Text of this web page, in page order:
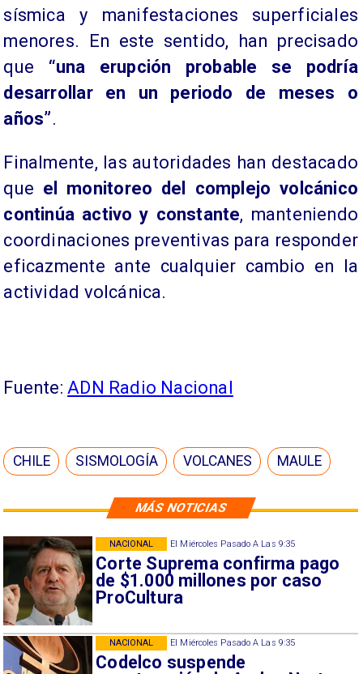
MÁS NOTICIAS
El Miércoles Pasado A Las 9:35
Corte Suprema confirma pago
de $1.000 millones por caso
ProCultura
NACIONAL
El Miércoles Pasado A Las 9:35
Codelco suspende
NACIONAL
sísmica y manifestaciones superficiales
menores. En este sentido, han precisado
que “una erupción probable se podría
desarrollar en un periodo de meses o
años”.
Finalmente, las autoridades han destacado
que el monitoreo del complejo volcánico
continúa activo y constante, manteniendo
coordinaciones preventivas para responder
eficazmente ante cualquier cambio en la
actividad volcánica.
Fuente: ADN Radio Nacional
CHILE SISMOLOGÍA VOLCANES MAULE